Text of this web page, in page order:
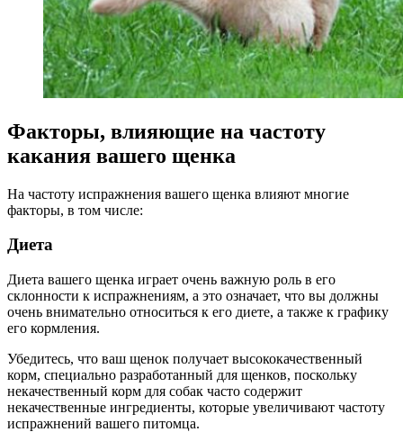
Факторы, влияющие на частоту
какания вашего щенка
На частоту испражнения вашего щенка влияют многие
факторы, в том числе:
Диета
Диета вашего щенка играет очень важную роль в его
склонности к испражнениям, а это означает, что вы должны
очень внимательно относиться к его диете, а также к графику
его кормления.
Убедитесь, что ваш щенок получает высококачественный
корм, специально разработанный для щенков, поскольку
некачественный корм для собак часто содержит
некачественные ингредиенты, которые увеличивают частоту
испражнений вашего питомца.